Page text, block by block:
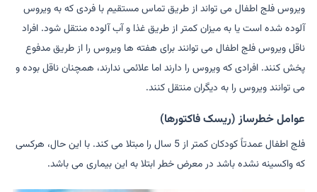
ویروس فلج اطفال می تواند از طریق تماس مستقیم با فردی که به ویروس
آلوده شده است یا به میزان کمتر از طریق غذا و آب آلوده منتقل شود. افراد
ناقل ویروس فلج اطفال می توانند برای هفته ها ویروس را از طریق مدفوع
پخش کنند. افرادی که ویروس را دارند اما علائمی ندارند، همچنان ناقل بوده و
می توانند ویروس را به دیگران منتقل کنند.
عوامل خطرساز (ریسک فاکتورها)
فلج اطفال عمدتاً کودکان کمتر از 5 سال را مبتلا می کند. با این حال، هرکسی
که واکسینه نشده باشد در معرض خطر ابتلا به این بیماری می باشد.